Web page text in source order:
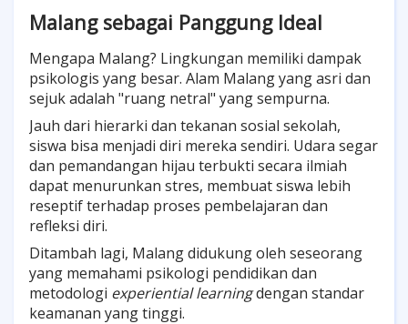
Malang sebagai Panggung Ideal
Mengapa Malang? Lingkungan memiliki dampak
psikologis yang besar. Alam Malang yang asri dan
sejuk adalah "ruang netral" yang sempurna.
Jauh dari hierarki dan tekanan sosial sekolah,
siswa bisa menjadi diri mereka sendiri. Udara segar
dan pemandangan hijau terbukti secara ilmiah
dapat menurunkan stres, membuat siswa lebih
reseptif terhadap proses pembelajaran dan
refleksi diri.
Ditambah lagi, Malang didukung oleh seseorang
yang memahami psikologi pendidikan dan
metodologi experiential learningdengan standar
keamanan yang tinggi.